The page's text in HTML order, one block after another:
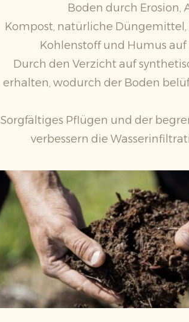
Boden durch Erosion,
Kompost, natürliche
Kohlenstoff und Humus auf
Durch den Verzicht auf
erhalten, wodurch der Boden
Sorgfältiges Pflügen und der
verbessern die